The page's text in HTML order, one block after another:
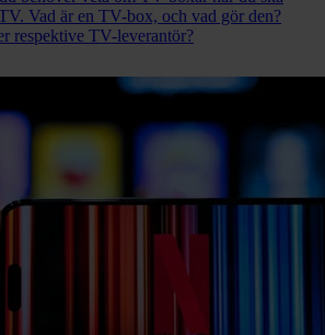
Vad är en TV-box, och vad gör den?
respektive TV-leverantör?